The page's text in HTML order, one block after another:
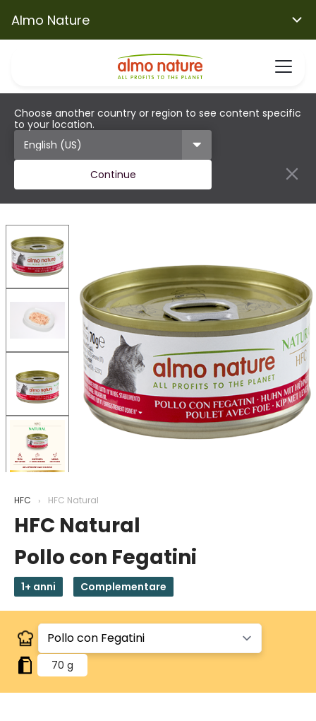
Almo Nature
Choose another country or region to see content specific
to your location.
Continue
HFC HFC Natural
HFC Natural
Pollo con Fegatini
1+ anni Complementare
70 g